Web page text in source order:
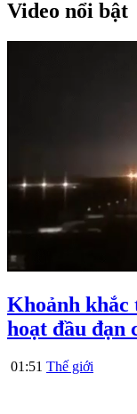
Video nổi bật
Khoảnh
hoạt đầu
01:51 Thế giới